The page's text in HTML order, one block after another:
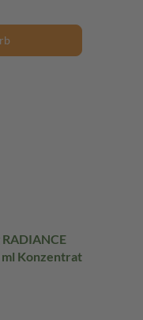
KONZENTRAT 30 ml Konzentrat